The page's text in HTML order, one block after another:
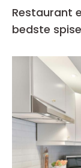
Restaurant esbjerg
bedste